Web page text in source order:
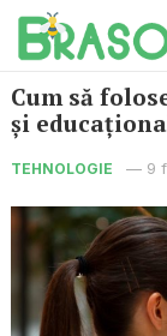
Cum să
și
TEHNOLOGIE — 9